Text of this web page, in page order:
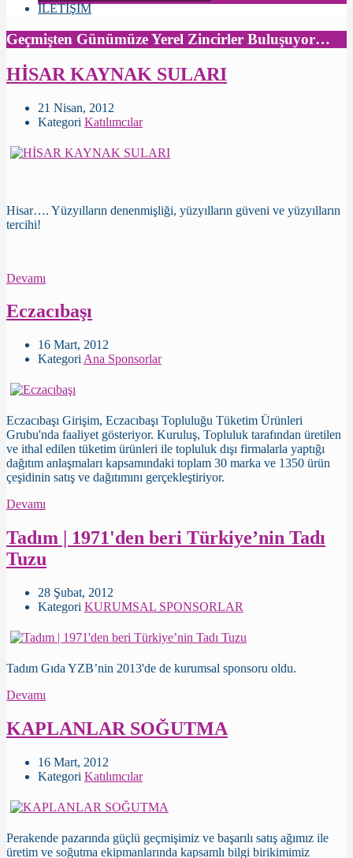
İLETİŞİM
Geçmişten Günümüze Yerel Zincirler Buluşuyor…
HİSAR KAYNAK SULARI
21 Nisan, 2012
Kategori Katılımcılar
Hisar…. Yüzyılların denenmişliği, yüzyılların güveni ve yüzyılların
tercihi!
Devamı
Eczacıbaşı
16 Mart, 2012
Kategori Ana Sponsorlar
Eczacıbaşı Girişim, Eczacıbaşı Topluluğu Tüketim Ürünleri
Grubu'nda faaliyet gösteriyor. Kuruluş, Topluluk tarafından üretilen
ve ithal edilen tüketim ürünleri ile topluluk dışı firmalarla yaptığı
dağıtım anlaşmaları kapsamındaki toplam 30 marka ve 1350 ürün
çeşidinin satış ve dağıtımını gerçekleştiriyor.
Devamı
Tadım | 1971'den beri Türkiye’nin Tadı
Tuzu
28 Şubat, 2012
Kategori KURUMSAL SPONSORLAR
Tadım Gıda YZB’nin 2013'de de kurumsal sponsoru oldu.
Devamı
KAPLANLAR SOĞUTMA
16 Mart, 2012
Kategori Katılımcılar
Perakende pazarında güçlü geçmişimiz ve başarılı satış ağımız ile
üretim ve soğutma ekipmanlarında kapsamlı bilgi birikimimiz